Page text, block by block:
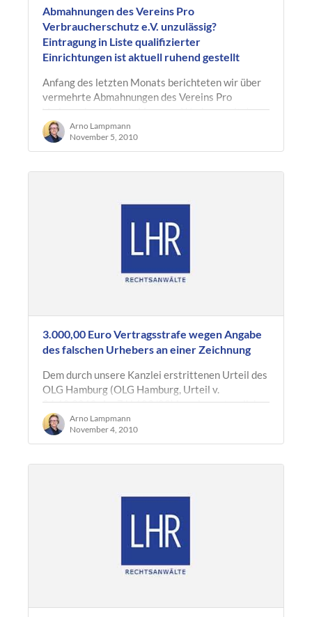
Abmahnungen des Vereins Pro
Verbraucherschutz e.V. unzulässig?
Eintragung in Liste qualifizierter
Einrichtungen ist aktuell ruhend gestellt
Anfang des letzten Monats berichteten wir über
vermehrte Abmahnungen des Vereins Pro
Verbraucherschutz e.V. wegen Werbung mit dem
Hinweis “FCKW-frei” wegen angeblich…
Arno Lampmann
November 5, 2010
3.000,00 Euro Vertragsstrafe wegen Angabe
des falschen Urhebers an einer Zeichnung
Dem durch unsere Kanzlei erstrittenen Urteil des
OLG Hamburg (OLG Hamburg, Urteil v.
26.10.2010, Az. 7 U 103/09) lag ein vertraglicher
Anspruch aus einer…
Arno Lampmann
November 4, 2010